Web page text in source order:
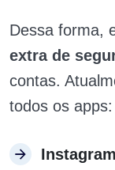
Dessa forma,
extra de
contas.
todos os apps: